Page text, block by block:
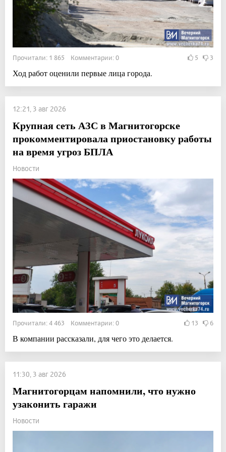
Прочитали: 1 865 Комментарии: 0 5 3
Ход работ оценили первые лица города.
12:21, 3 авг 2026
Крупная сеть АЗС в Магнитогорске
прокомментировала приостановку работы
на время угроз БПЛА
Новости
Прочитали: 4 463 Комментарии: 0 13 6
В компании рассказали, для чего это делается.
11:30, 3 авг 2026
Магнитогорцам напомнили, что нужно
узаконить гаражи
Новости